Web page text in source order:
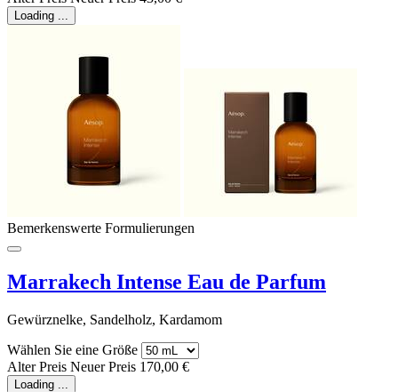
Loading ...
Bemerkenswerte Formulierungen
Marrakech Intense Eau de Parfum
Gewürznelke, Sandelholz, Kardamom
Wählen Sie eine Größe
Alter Preis Neuer Preis 170,00 €
Loading ...